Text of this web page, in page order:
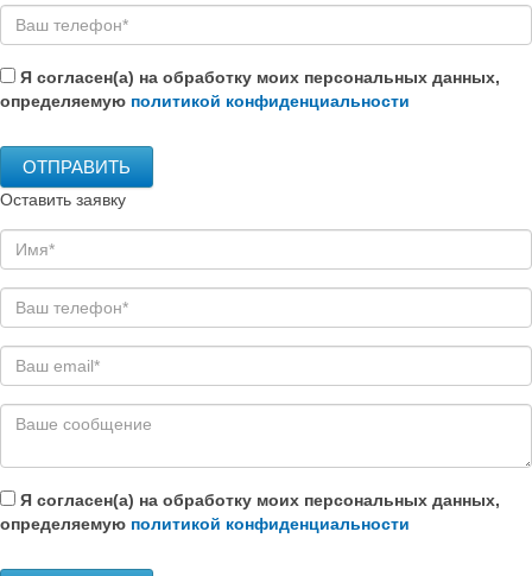
Я согласен(а) на обработку моих персональных данных,
определяемую политикой конфиденциальности
Оставить заявку
Я согласен(а) на обработку моих персональных данных,
определяемую политикой конфиденциальности